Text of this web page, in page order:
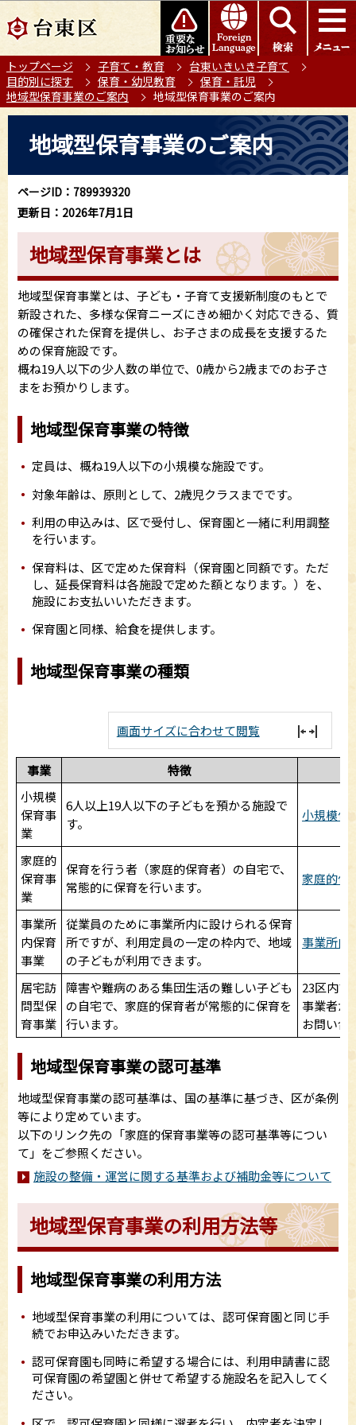
の
ー
ジ
の
このページの本文へ移動
トップページ 子育て・教育
台東いきいき子育て
目的別に探す
保育・幼児教育
保育・託児
地域型保育事業のご案内
地域型保育事業のご案内
か
地域型保育事業のご案内
ページID：789939320
更新日：2026年7月1日
地域型保育事業とは
地域型保育事業とは、子ども・子育て支援新制度のもとで
新設された、多様な保育ニーズにきめ細かく対応できる、質
の確保された保育を提供し、お子さまの成長を支援するた
めの保育施設です。
概ね19人以下の少人数の単位で、0歳から2歳までのお子さ
まをお預かりします。
地域型保育事業の特徴
定員は、概ね19人以下の小規模な施設です。
対象年齢は、原則として、2歳児クラスまでです。
利用の申込みは、区で受付し、保育園と一緒に利用調整
を行います。
保育料は、区で定めた保育料（保育園と同額です。ただ
し、延長保育料は各施設で定めた額となります。）を、
施設にお支払いいただきます。
保育園と同様、給食を提供します。
地域型保育事業の種類
画面サイズに合わせて閲覧
事業
特徴
小規模
保育事
業
6人以上19人以下の子どもを預かる施設で
す。
小規模保
家庭的
保育事
業
保育を行う者（家庭的保育者）の自宅で、
常態的に保育を行います。
家庭的保
事業所
内保育
事業
従業員のために事業所内に設けられる保育
所ですが、利用定員の一定の枠内で、地域
の子どもが利用できます。
事業所内
居宅訪
問型保
育事業
障害や難病のある集団生活の難しい子ども
の自宅で、家庭的保育者が常態的に保育を
行います。
23区内で
事業者が
お問い合
地域型保育事業の認可基準
地域型保育事業の認可基準は、国の基準に基づき、区が条例
等により定めています。
以下のリンク先の「家庭的保育事業等の認可基準等につい
て」をご参照ください。
施設の整備・運営に関する基準および補助金等について
地域型保育事業の利用方法等
地域型保育事業の利用方法
地域型保育事業の利用については、認可保育園と同じ手
続でお申込みいただきます。
認可保育園も同時に希望する場合には、利用申請書に認
可保育園の希望園と併せて希望する施設名を記入してく
ださい。